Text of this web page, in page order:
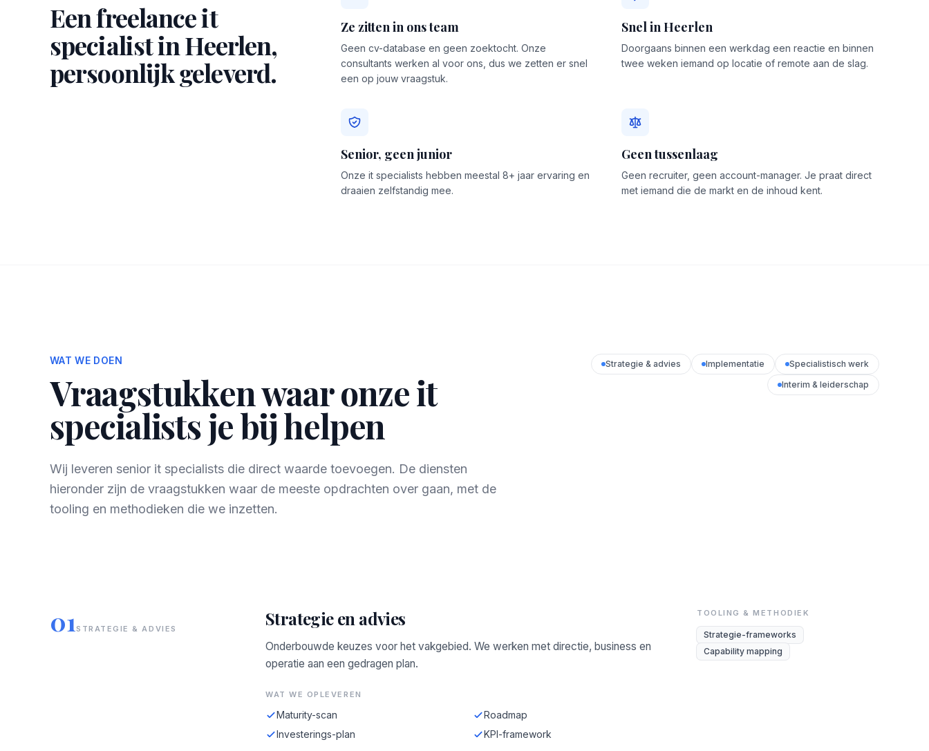
Een freelance it
specialist in Heerlen,
persoonlijk geleverd.
Ze zitten in ons team
Geen cv-database en geen zoektocht. Onze
consultants werken al voor ons, dus we zetten er snel
een op jouw vraagstuk.
Snel in Heerlen
Doorgaans binnen een werkdag een reactie en binnen
twee weken iemand op locatie of remote aan de slag.
Senior, geen junior
Onze it specialists hebben meestal 8+ jaar ervaring en
draaien zelfstandig mee.
Geen tussenlaag
Geen recruiter, geen account-manager. Je praat direct
met iemand die de markt en de inhoud kent.
WAT WE DOEN
Vraagstukken waar onze it
specialists je bij helpen
Wij leveren senior it specialists die direct waarde toevoegen. De diensten
hieronder zijn de vraagstukken waar de meeste opdrachten over gaan, met de
tooling en methodieken die we inzetten.
Strategie & advies Implementatie
Specialistisch werk
Interim & leiderschap
01 STRATEGIE & ADVIES Strategie en advies
Onderbouwde keuzes voor het vakgebied. We werken met directie, business en
operatie aan een gedragen plan.
WAT WE OPLEVEREN
Maturity-scan
Roadmap
Investerings-plan
KPI-framework
TOOLING & METHODIEK
Strategie-frameworks
Capability mapping